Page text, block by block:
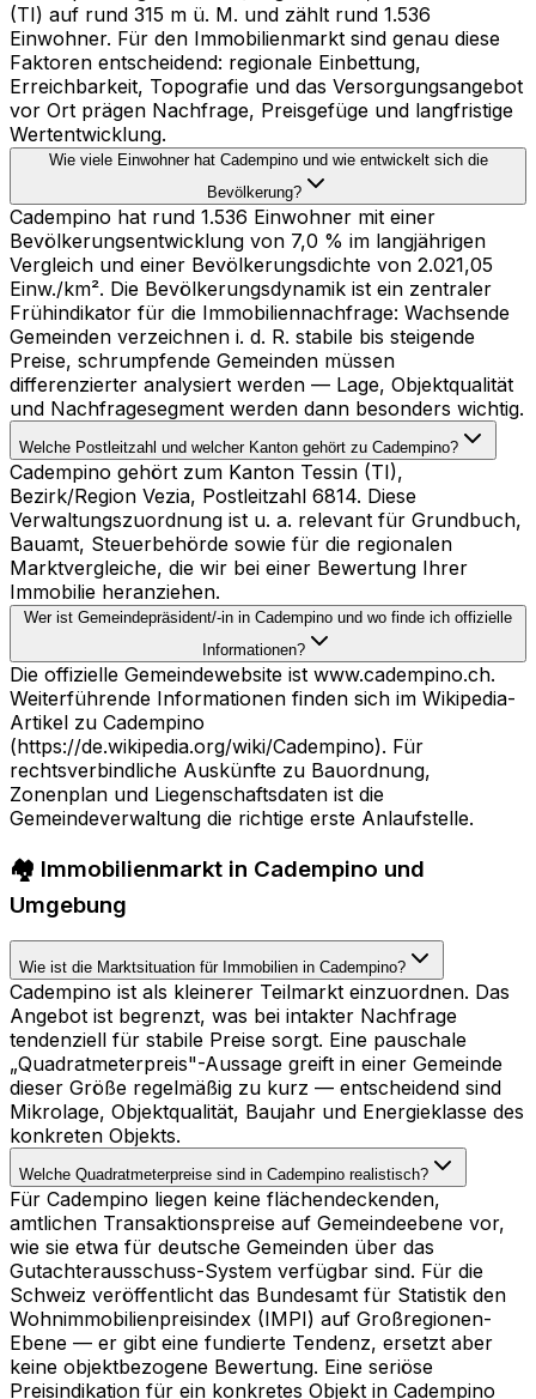
(TI) auf rund 315 m ü. M. und zählt rund 1.536
Einwohner. Für den Immobilienmarkt sind genau diese
Faktoren entscheidend: regionale Einbettung,
Erreichbarkeit, Topografie und das Versorgungsangebot
vor Ort prägen Nachfrage, Preisgefüge und langfristige
Wertentwicklung.
Wie viele Einwohner hat Cadempino und wie entwickelt sich die
Bevölkerung?
Cadempino hat rund 1.536 Einwohner mit einer
Bevölkerungsentwicklung von 7,0 % im langjährigen
Vergleich und einer Bevölkerungsdichte von 2.021,05
Einw./km². Die Bevölkerungsdynamik ist ein zentraler
Frühindikator für die Immobiliennachfrage: Wachsende
Gemeinden verzeichnen i. d. R. stabile bis steigende
Preise, schrumpfende Gemeinden müssen
differenzierter analysiert werden — Lage, Objektqualität
und Nachfragesegment werden dann besonders wichtig.
Welche Postleitzahl und welcher Kanton gehört zu Cadempino?
Cadempino gehört zum Kanton Tessin (TI),
Bezirk/Region Vezia, Postleitzahl 6814. Diese
Verwaltungszuordnung ist u. a. relevant für Grundbuch,
Bauamt, Steuerbehörde sowie für die regionalen
Marktvergleiche, die wir bei einer Bewertung Ihrer
Immobilie heranziehen.
Wer ist Gemeindepräsident/-in in Cadempino und wo finde ich offizielle
Informationen?
Die offizielle Gemeindewebsite ist www.cadempino.ch.
Weiterführende Informationen finden sich im Wikipedia-
Artikel zu Cadempino
(https://de.wikipedia.org/wiki/Cadempino). Für
rechtsverbindliche Auskünfte zu Bauordnung,
Zonenplan und Liegenschaftsdaten ist die
Gemeindeverwaltung die richtige erste Anlaufstelle.
🏘️ Immobilienmarkt in Cadempino und
Umgebung
Wie ist die Marktsituation für Immobilien in Cadempino?
Cadempino ist als kleinerer Teilmarkt einzuordnen. Das
Angebot ist begrenzt, was bei intakter Nachfrage
tendenziell für stabile Preise sorgt. Eine pauschale
„Quadratmeterpreis"-Aussage greift in einer Gemeinde
dieser Größe regelmäßig zu kurz — entscheidend sind
Mikrolage, Objektqualität, Baujahr und Energieklasse des
konkreten Objekts.
Welche Quadratmeterpreise sind in Cadempino realistisch?
Für Cadempino liegen keine flächendeckenden,
amtlichen Transaktionspreise auf Gemeindeebene vor,
wie sie etwa für deutsche Gemeinden über das
Gutachterausschuss-System verfügbar sind. Für die
Schweiz veröffentlicht das Bundesamt für Statistik den
Wohnimmobilienpreisindex (IMPI) auf Großregionen-
Ebene — er gibt eine fundierte Tendenz, ersetzt aber
keine objektbezogene Bewertung. Eine seriöse
Preisindikation für ein konkretes Objekt in Cadempino